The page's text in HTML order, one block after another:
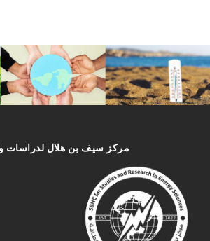
مركز سیف بن هلال لدراسات